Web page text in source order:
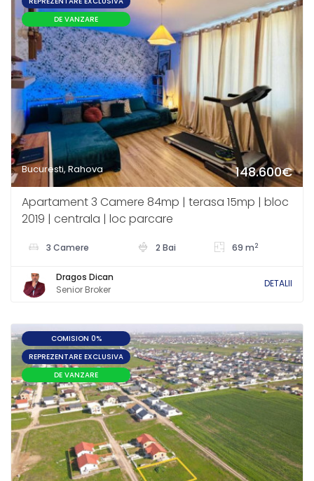
DE VANZARE
Bucuresti, Rahova 148.600€
Apartament 3 Camere 84mp | terasa 15mp | bloc
2019 | centrala | loc parcare
3 Camere 2 Bai 69 m2
Dragos Dican
Senior Broker
DETALII
COMISION 0%
REPREZENTARE EXCLUSIVA
DE VANZARE